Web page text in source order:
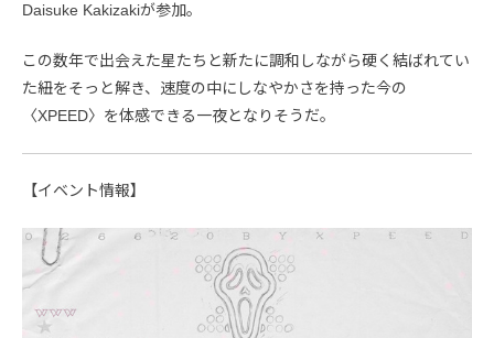
Daisuke Kakizakiが参加。
この数年で出会えた星たちと新たに調和しながら硬く結ばれてい
た紐をそっと解き、速度の中にしなやかさを持った今の
〈XPEED〉を体感できる一夜となりそうだ。
【イベント情報】